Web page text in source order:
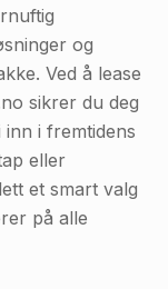
og
Ved å lease
sikrer du deg
i fremtidens
eller
et smart valg
på alle